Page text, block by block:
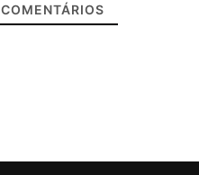
COMENTÁRIOS